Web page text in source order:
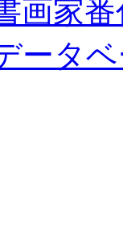
画家
ータ